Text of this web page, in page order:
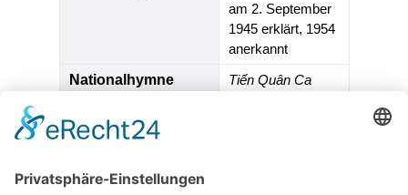
am 2. September
1945 erklärt, 1954
anerkannt
Nationalhymne
Tiến Quân Ca
Zeitzone
Kfz-Kennzeichen